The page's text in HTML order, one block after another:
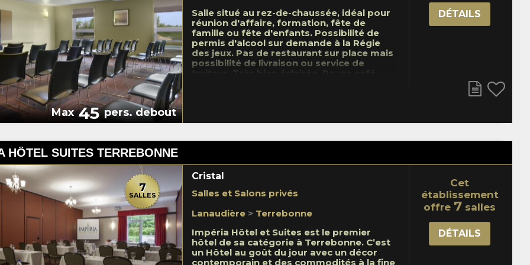
offre l'opportunité de tenir une réunion,
un cocktail ou une réception de 2 à 120
personnes selon le montage requis.
Internet sans fil sans frais Service de
nourriture et boissons opéré par notre
service de restauration
Max45pers. debout
Salle situé au rez-de-chaussée, idéal pour
réunion d'affaire, formation, fête de
famille ou fête d'enfants. Possibilité de
permis d'alcool sur demande à la Régie
des jeux. Pas de restaurant sur place mais
possibilité de livraison ou service de
traiteur. Très bien éclairée. Pause café
DÉTAILS
HÔTEL SUITES TERREBONNE
7
SALLES
Cristal
Salles et Salons privés
Lanaudière> Terrebonne
Impéria Hôtel et Suites est le premier
hôtel de sa catégorie à Terrebonne. C’est
un Hôtel au goût du jour avec un décor
contemporain et des commodités à la fine
Cet
établissement
offre 7 salles
DÉTAILS